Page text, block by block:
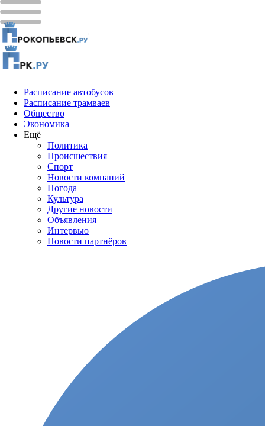
Расписание автобусов
Расписание трамваев
Общество
Экономика
Ещё
Политика
Проиcшествия
Спорт
Новости компаний
Погода
Культура
Другие новости
Объявления
Интервью
Новости партнёров